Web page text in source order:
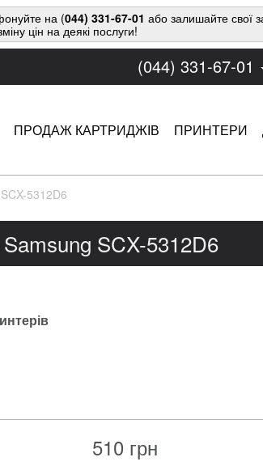
на (044) 331-67-01 або залишайте свої
цін на деякі послуги!
(044) 331-67-01
ПРОДАЖ КАРТРИДЖІВ ПРИНТЕРИ
5312D6
SCX-5312D6
510 грн